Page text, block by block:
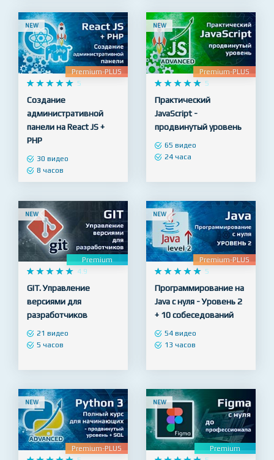
NEW
Premium-PLUS
    
     5
Создание
административной
панели на React JS +
PHP
30 видео
8 часов
NEW
Premium-PLUS
    
     5
Практический
JavaScript -
продвинутый уровень
65 видео
24 часа
NEW
Premium
    
     4.9
GIT. Управление
версиями для
разработчиков
21 видео
5 часов
NEW
Premium-PLUS
    
     5
Программирование на
Java с нуля - Уровень 2
+ 10 собеседований
54 видео
13 часов
NEW
Premium-PLUS
NEW
Premium